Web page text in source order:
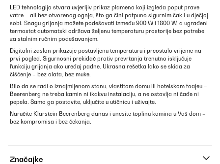
LED tehnologija stvara uvjerljiv prikaz plamena koji izgleda poput prave
vatre – ali bez otvorenog ognja, što ga čini potpuno sigurnim čak i u dječjoj
sobi. Snagu grijanja možete podešavati između 900 W i 1800 W, a ugrađeni
termostat automatski održava željenu temperaturu prostorije bez potrebe
za stalnim ručnim podešavanjem.
Digitalni zaslon prikazuje postavljenu temperaturu i preostalo vrijeme na
prvi pogled. Sigurnosni prekidač protiv prevrtanja trenutno isključuje
funkciju grijanja ako uređaj padne. Ukrasna rešetka lako se skida za
čišćenje – bez alata, bez muke.
Bilo da se radi o iznajmljenom stanu, vlastitom domu ili hotelskom foajeu –
Beerenberg ne treba kamin ni ikakvu instalaciju, a ne ostavlja ni čađe ni
pepela. Samo ga postavite, uključite u utičnicu i uživajte.
Naručite Klarstein Beerenberg danas i unesite toplinu kamina u Vaš dom –
bez kompromisa i bez čekanja.
Značajke